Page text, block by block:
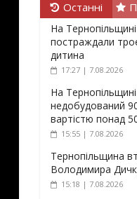
Останні
На
постраждали
дитина
17:27 | 7.08.2026
На
недобудований
вартістю понад
15:55 | 7.08.2026
Тернопільщина
Володимира
15:18 | 7.08.2026